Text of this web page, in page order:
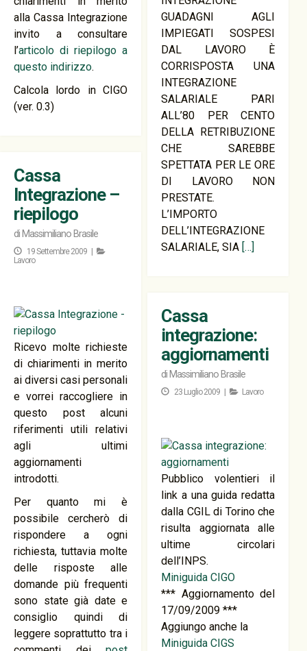
GUADAGNI AGLI
IMPIEGATI SOSPESI
DAL LAVORO È
CORRISPOSTA UNA
INTEGRAZIONE
SALARIALE PARI
ALL’80 PER CENTO
DELLA RETRIBUZIONE
CHE SAREBBE
SPETTATA PER LE ORE
DI LAVORO NON
PRESTATE.
L’IMPORTO
DELL’INTEGRAZIONE
SALARIALE, SIA […]
alla Cassa Integrazione
invito a consultare
l’articolo di riepilogo a
questo indirizzo.
Calcola lordo in CIGO
(ver. 0.3)
Cassa
Integrazione –
riepilogo
di Massimiliano Brasile
19 Settembre 2009 |
Lavoro
Ricevo molte richieste
di chiarimenti in merito
ai diversi casi personali
e vorrei raccogliere in
questo post alcuni
riferimenti utili relativi
agli ultimi
aggiornamenti
introdotti.
Per quanto mi è
possibile cercherò di
rispondere a ogni
richiesta, tuttavia molte
delle risposte alle
domande più frequenti
sono state già date e
consiglio quindi di
leggere soprattutto tra i
Cassa
integrazione:
aggiornamenti
di Massimiliano Brasile
23 Luglio 2009 | Lavoro
Pubblico volentieri il
link a una guida redatta
dalla CGIL di Torino che
risulta aggiornata alle
ultime circolari
dell’INPS.
Miniguida CIGO
*** Aggiornamento del
17/09/2009 ***
Aggiungo anche la
Miniguida CIGS